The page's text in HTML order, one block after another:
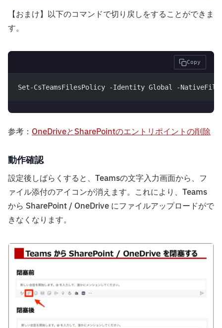
【おまけ】以下のコマンドで切り戻しをすることができま
す。
Copy
Set-CsTeamsFilesPolicy -Identity Global -
参考： OneDriveとSharePointのエントリポイントの削除
動作確認
設定後しばらくすると、Teamsの文字入力画面から、フ
ァイル添付のアイコンが消えます。これにより、Teams
から SharePoint / OneDrive にファイルアップロードがで
きなくなります。